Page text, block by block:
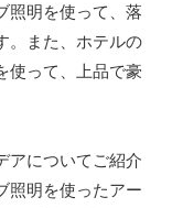
照明を使って、落
。また、ホテルの
使って、上品で豪
アについてご紹介
照明を使ったアー